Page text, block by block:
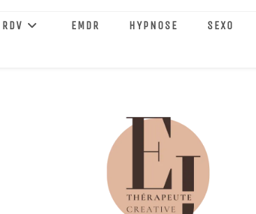
EMDR HYPNOSE SEXO